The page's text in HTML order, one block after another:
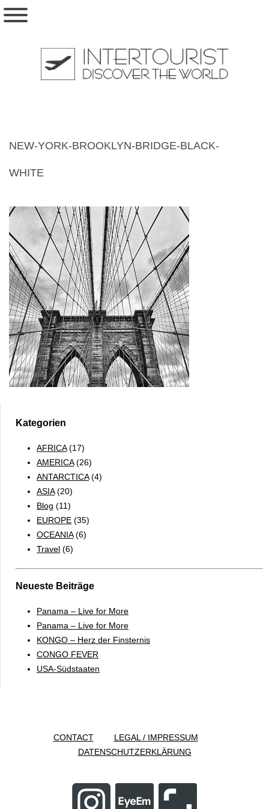
NEW-YORK-BROOKLYN-BRIDGE-BLACK-
WHITE
Kategorien
AFRICA(17)
AMERICA(26)
ANTARCTICA(4)
ASIA(20)
Blog (11)
EUROPE (35)
OCEANIA(6)
Travel (6)
Neueste Beiträge
Panama – Live for More
Panama – Live for More
KONGO – Herz der Finsternis
CONGO FEVER
USA-Südstaaten
CONTACT
LEGAL / IMPRESSUM
DATENSCHUTZERKLÄRUNG